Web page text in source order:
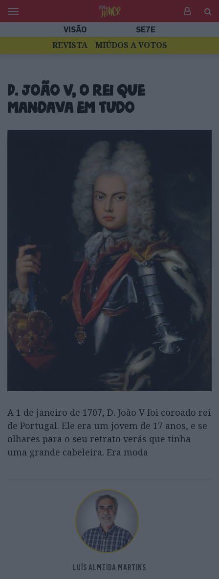
VISÃO SE7E
REVISTA MIÚDOS A VOTOS
D. João V, o rei que
mandava em tudo
A 1 de janeiro de 1707, D. João V foi coroado rei
de Portugal. Ele era um jovem de 17 anos, e se
olhares para o seu retrato verás que tinha
uma grande cabeleira. Era moda
LUÍS ALMEIDA MARTINS